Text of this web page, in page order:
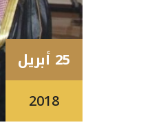
25 أبريل
2018